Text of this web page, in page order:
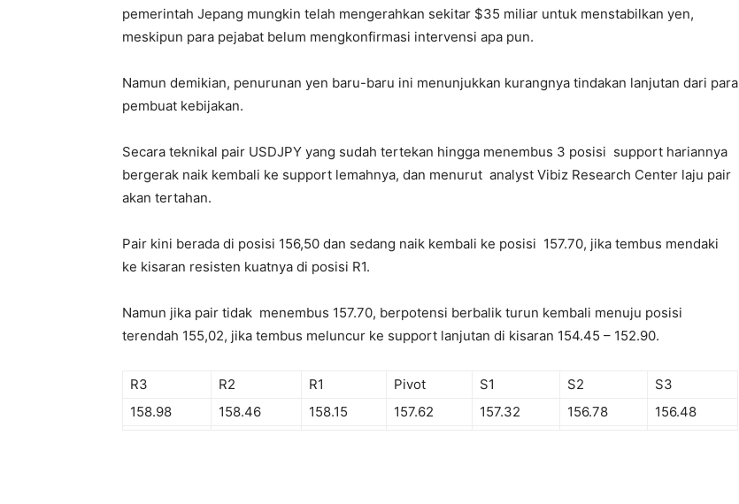
pemerintah Jepang mungkin telah mengerahkan sekitar $35 miliar untuk menstabilkan yen,
meskipun para pejabat belum mengkonfirmasi intervensi apa pun.
Namun demikian, penurunan yen baru-baru ini menunjukkan kurangnya tindakan lanjutan dari para
pembuat kebijakan.
Secara teknikal pair USDJPY yang sudah tertekan hingga menembus 3 posisi support hariannya
bergerak naik kembali ke support lemahnya, dan menurut analyst Vibiz Research Center laju pair
akan tertahan.
Pair kini berada di posisi 156,50 dan sedang naik kembali ke posisi 157.70, jika tembus mendaki
ke kisaran resisten kuatnya di posisi R1.
Namun jika pair tidak menembus 157.70, berpotensi berbalik turun kembali menuju posisi
terendah 155,02, jika tembus meluncur ke support lanjutan di kisaran 154.45 – 152.90.
R3 R2 R1 Pivot S1 S2
S3
158.98
158.46 158.15 157.62 157.32 156.78 156.48